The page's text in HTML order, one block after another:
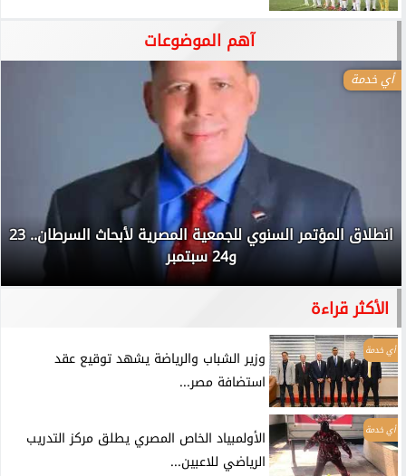
آهم الموضوعات
أي خدمة
انطلاق المؤتمر السنوي للجمعية المصرية لأبحاث السرطان.. 23
و24 سبتمبر
الأكثر قراءة
أي خدمة
وزير الشباب والرياضة يشهد توقيع عقد
استضافة مصر...
أي خدمة
الأولمبياد الخاص المصري يطلق مركز التدريب
الرياضي للاعبين...